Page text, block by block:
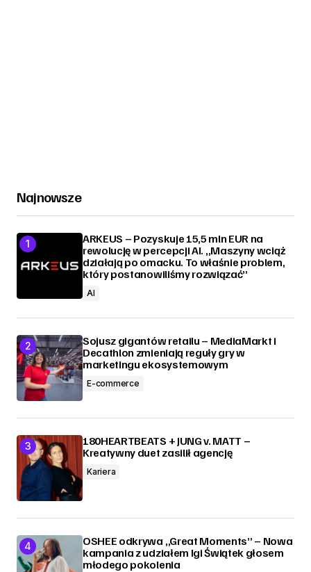
Najnowsze
ARKEUS – Pozyskuje 15,5 mln EUR na
rewolucję w percepcji AI. „Maszyny wciąż
działają po omacku. To właśnie problem,
który postanowiliśmy rozwiązać”
AI
Sojusz gigantów retailu – MediaMarkt i
Decathlon zmieniają reguły gry w
marketingu ekosystemowym
E-commerce
180HEARTBEATS + JUNG v. MATT –
Kreatywny duet zasilił agencję
Kariera
OSHEE odkrywa „Great Moments” – Nowa
kampania z udziałem Igi Świątek głosem
młodego pokolenia